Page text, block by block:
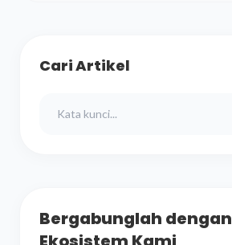
Cari Artikel
Bergabunglah dengan